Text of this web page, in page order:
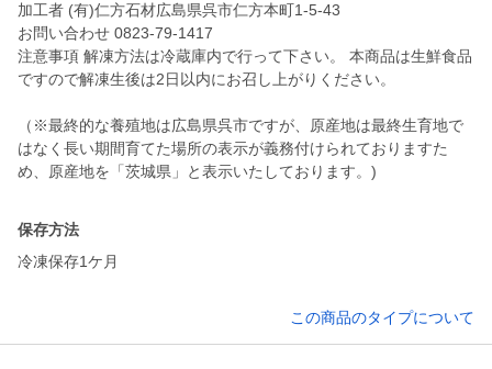
加工者 (有)仁方石材広島県呉市仁方本町1-5-43
お問い合わせ 0823-79-1417
注意事項 解凍方法は冷蔵庫内で行って下さい。 本商品は生鮮食品
ですので解凍生後は2日以内にお召し上がりください。
（※最終的な養殖地は広島県呉市ですが、原産地は最終生育地で
はなく長い期間育てた場所の表示が義務付けられておりますた
め、原産地を「茨城県」と表示いたしております。)
保存方法
冷凍保存1ケ月
この商品のタイプについて